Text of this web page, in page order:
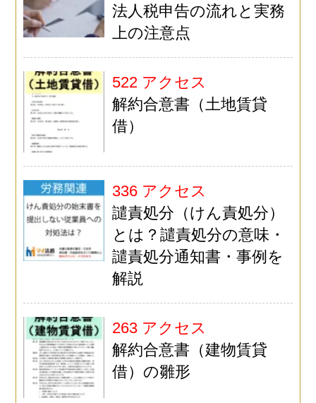
法人税申告の流れと実務
上の注意点
522 アクセス
解約合意書（土地賃貸
借）
336 アクセス
譴責処分（けん責処分）
とは？譴責処分の意味・
譴責処分通知書・事例を
解説
263 アクセス
解約合意書（建物賃貸
借）の雛形